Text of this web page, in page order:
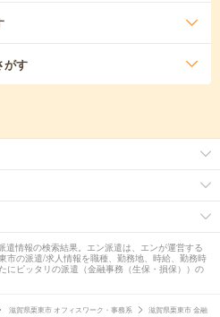
がす
情報の検索結果。エン派遣は、エンが運営する
市の派遣/求人情報を職種、勤務地、時給、勤務時
にピッタリの派遣（金融事務（生保・損保））の
滋賀県栗東市 オフィスワーク・事務系 滋賀県栗東市 金融